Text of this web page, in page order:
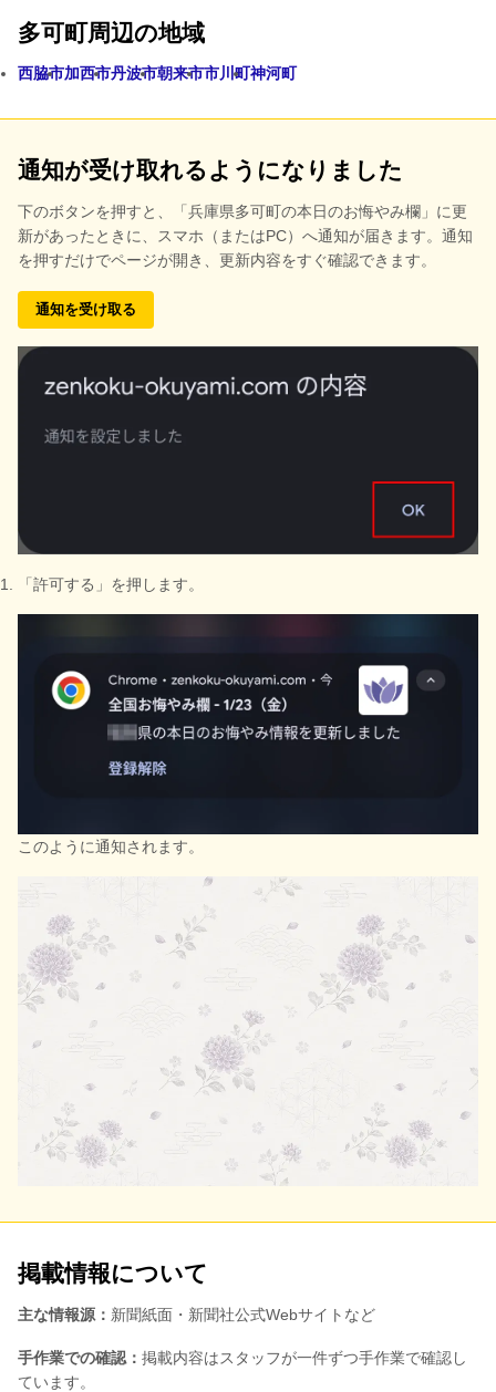
多可町周辺の地域
西脇市加西市丹波市朝来市市川町神河町
通知が受け取れるようになりました
下のボタンを押すと、
「兵庫県多可町の本日のお悔やみ欄」に更
新があったときに、スマホ（またはPC）へ通知が届きます。通知
を押すだけでページが開き、更新内容をすぐ確認できます。
通知を受け取る
「許可する」を押します。
このように通知されます。
掲載情報について
主な情報源： 新聞紙面・新聞社公式Webサイトなど
手作業での確認： 掲載内容はスタッフが一件ずつ手作業で確認し
ています。